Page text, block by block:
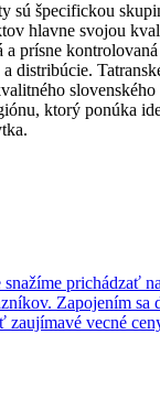
sú špecifickou
hlavne svojou
prísne
distribúcie.
ktorý ponúka
prichádzať
Zapojením sa
zaujímavé vecné